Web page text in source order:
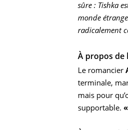
sûre : Tishka
monde
radicalement
À propos de
Le romancier
terminale,
mais pour
supportable.